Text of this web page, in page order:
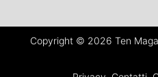
Copyright © 2026 Ten